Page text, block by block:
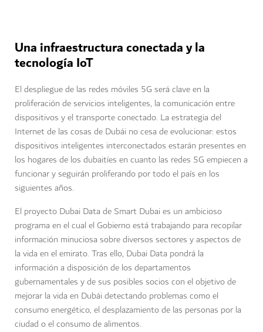
Una infraestructura conectada y la
tecnología IoT
El despliegue de las redes móviles 5G será clave en la
proliferación de servicios inteligentes, la comunicación entre
dispositivos y el transporte conectado. La estrategia del
Internet de las cosas de Dubái no cesa de evolucionar: estos
dispositivos inteligentes interconectados estarán presentes en
los hogares de los dubaitíes en cuanto las redes 5G empiecen a
funcionar y seguirán proliferando por todo el país en los
siguientes años.
El proyecto Dubai Data de Smart Dubai es un ambicioso
programa en el cual el Gobierno está trabajando para recopilar
información minuciosa sobre diversos sectores y aspectos de
la vida en el emirato. Tras ello, Dubai Data pondrá la
información a disposición de los departamentos
gubernamentales y de sus posibles socios con el objetivo de
mejorar la vida en Dubái detectando problemas como el
consumo energético, el desplazamiento de las personas por la
ciudad o el consumo de alimentos.